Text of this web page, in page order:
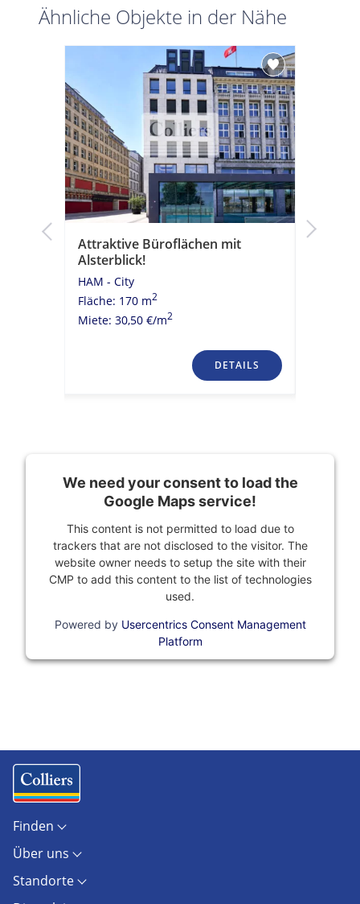
Ähnliche Objekte in der Nähe
Attraktive Büroflächen mit
Alsterblick!
HAM - City
Fläche: 170 m2
Miete: 30,50 €/m2
DETAILS
We need your consent to load the
Google Maps service!
This content is not permitted to load due to
trackers that are not disclosed to the visitor. The
website owner needs to setup the site with their
CMP to add this content to the list of technologies
used.
Powered by Usercentrics Consent Management
Platform
Finden
Standorte
Immobilienlexikon
AGB
Über uns
Unternehmen
Standorte